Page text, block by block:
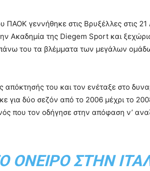
γεννήθηκε στις Βρυξέλλες στις 21
Ακαδημία της Diegem Sport και
του τα βλέμματα των μεγάλων
του και τον ενέταξε στο
για δύο σεζόν από το 2006 μέχρι το
που τον οδήγησε στην απόφαση ν’
ΌΝΕΙΡΟ ΣΤΗΝ